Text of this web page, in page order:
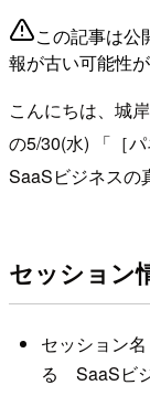
この記事は公
報が古い可能性
こんにちは、城
の5/30(水) 「［
SaaSビジネスの
セッション
セッション
る SaaSビ